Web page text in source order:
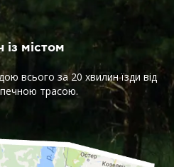
із містом
всього за 20 хвилин їзди від
трасою.